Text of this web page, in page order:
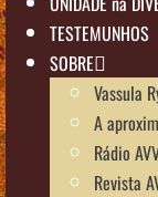
TESTEMUNHOS
SOBRE
Vassula
A
Rádio
Revista